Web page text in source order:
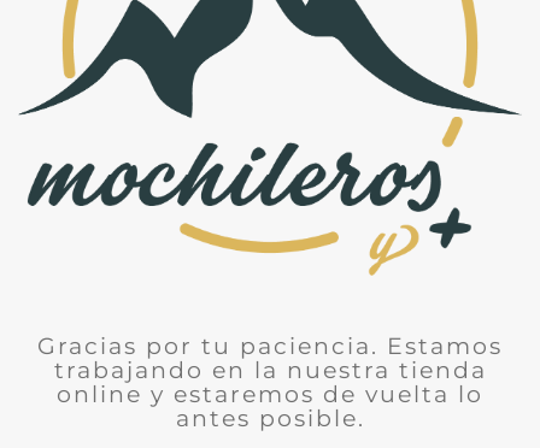
Gracias por tu paciencia. Estamos
trabajando en la nuestra tienda
online y estaremos de vuelta lo
antes posible.